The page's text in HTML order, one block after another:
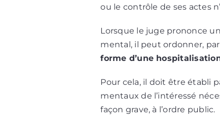
ou le contrôle de ses actes
Lorsque le juge prononce
mental, il peut ordonner,
forme d’une
Pour cela, il doit être établi
mentaux de l’intéressé
façon grave, à l’ordre public.